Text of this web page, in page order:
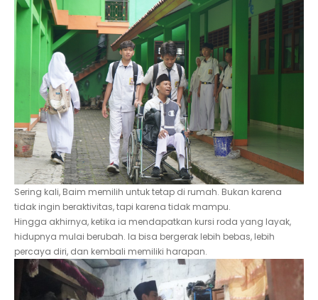
Sering kali, Baim memilih untuk tetap di rumah. Bukan karena
tidak ingin beraktivitas, tapi karena tidak mampu.
Hingga akhirnya, ketika ia mendapatkan kursi roda yang layak,
hidupnya mulai berubah. Ia bisa bergerak lebih bebas, lebih
percaya diri, dan kembali memiliki harapan.